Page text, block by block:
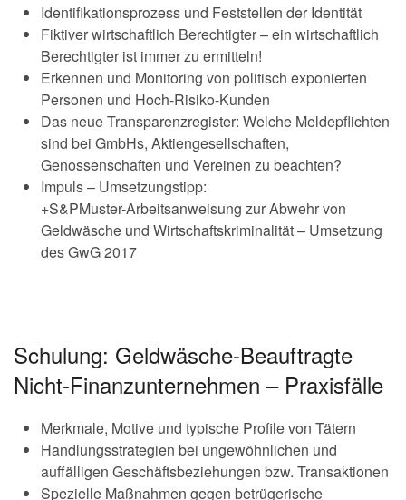
Identifikationsprozess und Feststellen der Identität
Fiktiver wirtschaftlich Berechtigter – ein wirtschaftlich
Berechtigter ist immer zu ermitteln!
Erkennen und Monitoring von politisch exponierten
Personen und Hoch-Risiko-Kunden
Das neue Transparenzregister: Welche Meldepflichten
sind bei GmbHs, Aktiengesellschaften,
Genossenschaften und Vereinen zu beachten?
Impuls – Umsetzungstipp:
+S&PMuster-Arbeitsanweisung zur Abwehr von
Geldwäsche und Wirtschaftskriminalität – Umsetzung
des GwG 2017
Schulung: Geldwäsche-Beauftragte
Nicht-Finanzunternehmen – Praxisfälle
Merkmale, Motive und typische Profile von Tätern
Handlungsstrategien bei ungewöhnlichen und
auffälligen Geschäftsbeziehungen bzw. Transaktionen
Spezielle Maßnahmen gegen betrügerische